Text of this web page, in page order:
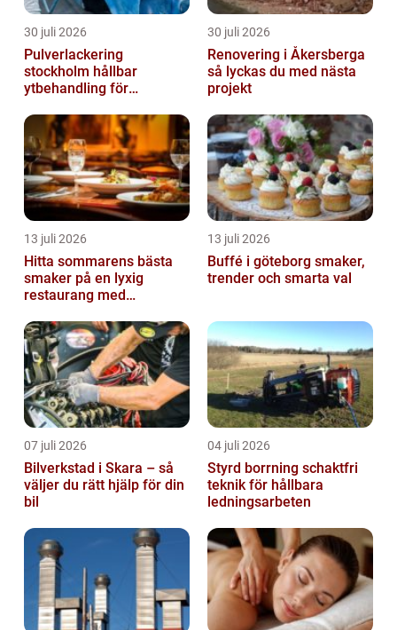
30 juli 2026
Pulverlackering
stockholm hållbar
ytbehandling för
30 juli 2026
Renovering i Åkersberga
så lyckas du med nästa
projekt
13 juli 2026
Hitta sommarens bästa
smaker på en lyxig
restaurang med
Östermalm
13 juli 2026
Buffé i göteborg smaker,
trender och smarta val
07 juli 2026
Bilverkstad i Skara – så
väljer du rätt hjälp för din
bil
04 juli 2026
Styrd borrning schaktfri
teknik för hållbara
ledningsarbeten